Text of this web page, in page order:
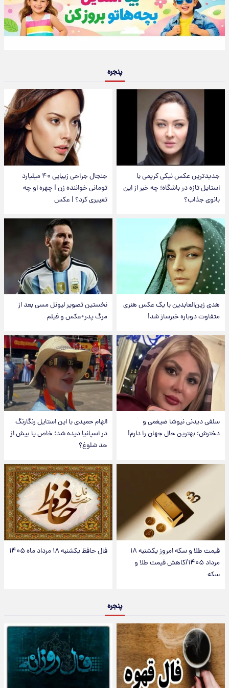
پنجره
جدیدترین عکس نیکی کریمی با
استایل تازه در باشگاه؛ چه خبر از این
بانوی جذاب؟
جنجال جراحی زیبایی ۴۰ میلیارد
تومانی خواننده زن | چهره او چه
تغییری کرد؟ | عکس
هدی زین‌العابدین با یک عکس هنری
متفاوت دوباره خبرساز شد!
نخستین تصویر لیونل مسی بعد از
مرگ پدر+عکس و فیلم
سلفی دیدنی نیوشا ضیغمی و
دخترش؛ بهترین حال جهان را دارم!
الهام حمیدی با این استایل رنگارنگ
در اسپانیا دیده شد؛ خاص یا بیش از
حد شلوغ؟
قیمت طلا و سکه امروز یکشنبه ۱۸
مرداد ۱۴۰۵/کاهش قیمت طلا و
سکه
فال حافظ یکشنبه ۱۸ مرداد ماه ۱۴۰۵
پنجره